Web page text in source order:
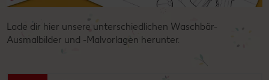
Lade dir hier unsere unterschiedlichen Waschbär-
Ausmalbilder und -Malvorlagen herunter.